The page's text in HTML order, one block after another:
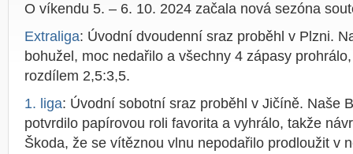
O víkendu 5. – 6. 10. 2024 začala nová sezóna
Extraliga: Úvodní dvoudenní sraz proběhl v Plzni.
bohužel, moc nedařilo a všechny 4 zápasy
rozdílem 2,5:3,5.
1. liga: Úvodní sobotní sraz proběhl v Jičíně. Naše
potvrdilo papírovou roli favorita a vyhrálo, takže
Škoda, že se vítěznou vlnu nepodařilo prodloužit v